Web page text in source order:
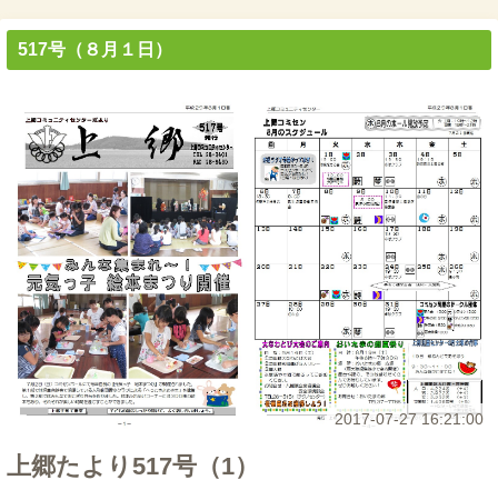
517号（８月１日）
2017-07-27 16:21:00
上郷たより517号（1）